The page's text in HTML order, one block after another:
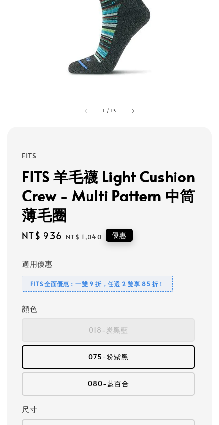
1 / 13
FITS
FITS 羊毛襪 Light Cushion
Crew - Multi Pattern 中筒
薄毛圈
Sale
NT$ 936 Regular
NT$ 1,040 優惠
適用優惠
FITS 全面優惠：一雙 9 折，任選 2 雙享 85 折！
顔色
018-炭黑藍
075-粉紫黑
080-藍百合
尺寸